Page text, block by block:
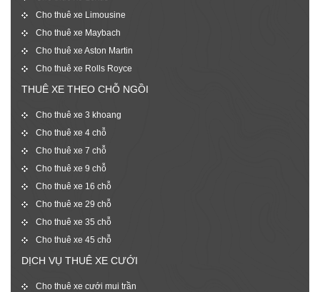
Cho thuê xe Limousine
Cho thuê xe Maybach
Cho thuê xe Aston Martin
Cho thuê xe Rolls Royce
THUÊ XE THEO CHỖ NGỒI
Cho thuê xe 3 khoang
Cho thuê xe 4 chỗ
Cho thuê xe 7 chỗ
Cho thuê xe 9 chỗ
Cho thuê xe 16 chỗ
Cho thuê xe 29 chỗ
Cho thuê xe 35 chỗ
Cho thuê xe 45 chỗ
DỊCH VỤ THUÊ XE CƯỚI
Cho thuê xe cưới mui trần